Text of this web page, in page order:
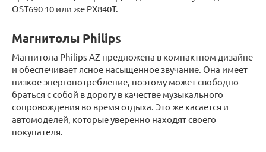
OST690 10 или же PX840T.
Магнитолы Philips
Магнитола Philips AZ предложена в компактном дизайне
и обеспечивает ясное насыщенное звучание. Она имеет
низкое энергопотребление, поэтому может свободно
браться с собой в дорогу в качестве музыкального
сопровождения во время отдыха. Это же касается и
автомоделей, которые уверенно находят своего
покупателя.